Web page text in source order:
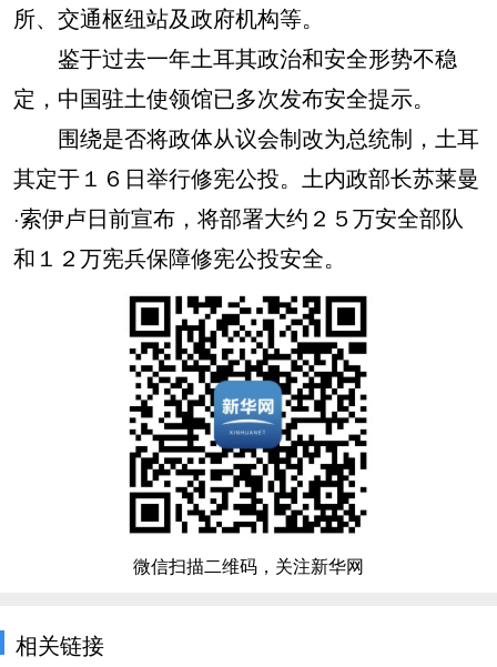
所、交通枢纽站及政府机构等。
鉴于过去一年土耳其政治和安全形势不稳
定，中国驻土使领馆已多次发布安全提示。
围绕是否将政体从议会制改为总统制，土耳
其定于１６日举行修宪公投。土内政部长苏莱曼
·索伊卢日前宣布，将部署大约２５万安全部队
和１２万宪兵保障修宪公投安全。
微信扫描二维码，关注新华网
相关链接